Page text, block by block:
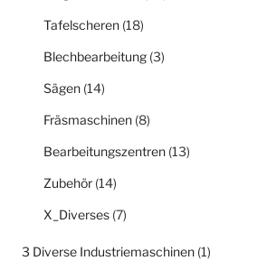
Tafelscheren(18)
Blechbearbeitung(3)
Sägen(14)
Fräsmaschinen(8)
Bearbeitungszentren(13)
Zubehör(14)
X_Diverses(7)
3 Diverse Industriemaschinen(1)